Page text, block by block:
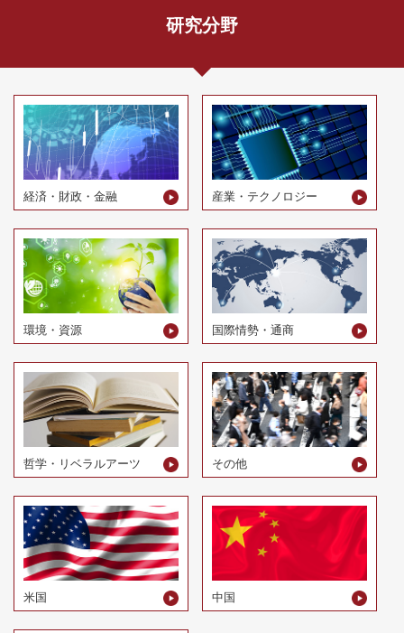
研究分野
経済・財政・金融 産業・テクノロジー
環境・資源 国際情勢・通商
哲学・リベラルアーツ その他
米国 中国